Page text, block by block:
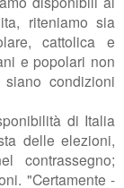
riteniamo sia
cattolica e
e popolari non
condizioni
di Italia
delle elezioni,
contrassegno;
"Certamente -